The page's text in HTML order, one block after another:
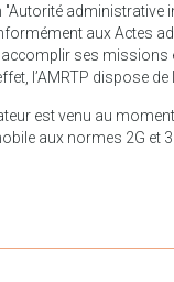
"Autorité
aux Actes
ses
l’AMRTP dispose
est venu au
aux normes 2G et